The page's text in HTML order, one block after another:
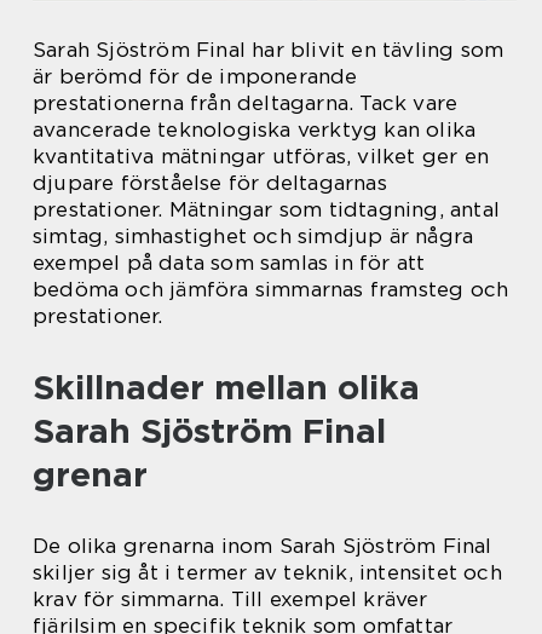
Sarah Sjöström Final har blivit en tävling som
är berömd för de imponerande
prestationerna från deltagarna. Tack vare
avancerade teknologiska verktyg kan olika
kvantitativa mätningar utföras, vilket ger en
djupare förståelse för deltagarnas
prestationer. Mätningar som tidtagning, antal
simtag, simhastighet och simdjup är några
exempel på data som samlas in för att
bedöma och jämföra simmarnas framsteg och
prestationer.
Skillnader mellan olika
Sarah Sjöström Final
grenar
De olika grenarna inom Sarah Sjöström Final
skiljer sig åt i termer av teknik, intensitet och
krav för simmarna. Till exempel kräver
fjärilsim en specifik teknik som omfattar